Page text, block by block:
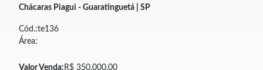
Chácaras Piagui - Guaratinguetá | SP
Cód.:te136
Área:
Valor Venda: R$ 350.000,00